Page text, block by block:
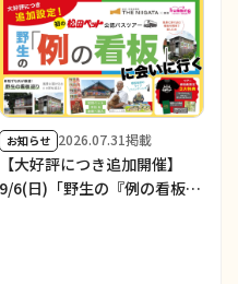
お知らせ 2026.07.31掲載
【大好評につき追加開催】
9/6(日)「野生の『例の看板』